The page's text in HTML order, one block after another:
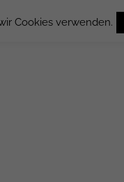
Cookies verwenden.